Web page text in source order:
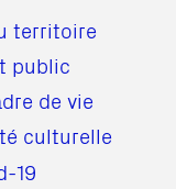
territoire
public
de vie
culturelle
19